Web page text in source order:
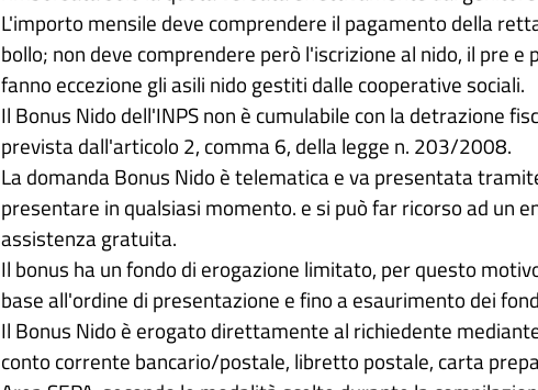
L'importo mensile deve comprendere il pagamento della
bollo; non deve comprendere però l'iscrizione al nido, il pre
fanno eccezione gli asili nido gestiti dalle cooperative sociali.
Il Bonus Nido dell'INPS non è cumulabile con la detrazione
prevista dall'articolo 2, comma 6, della legge n. 203/2008.
La domanda Bonus Nido è telematica e va presentata
presentare in qualsiasi momento. e si può far ricorso ad un
assistenza gratuita.
Il bonus ha un fondo di erogazione limitato, per questo
base all'ordine di presentazione e fino a esaurimento dei
Il Bonus Nido è erogato direttamente al richiedente
conto corrente bancario/postale, libretto postale, carta